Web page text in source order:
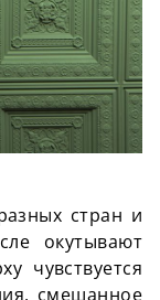
стран и
окутывают
чувствуется
смешанное